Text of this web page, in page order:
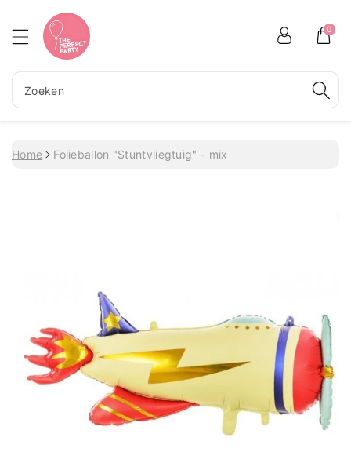
Meteen naar de content
Zoeken
0
Home Folieballon "Stuntvliegtuig" - mix